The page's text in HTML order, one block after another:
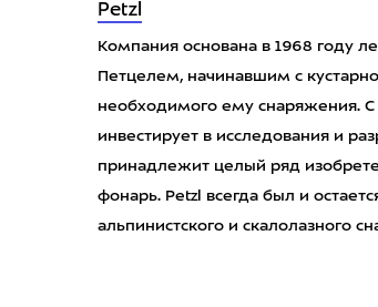
Petzl
Компания основана в 1968 году
Петцелем, начинавшим с
необходимого ему снаряжения.
инвестирует в исследования и
принадлежит целый ряд
фонарь. Petzl всегда был и
альпинистского и скалолазного